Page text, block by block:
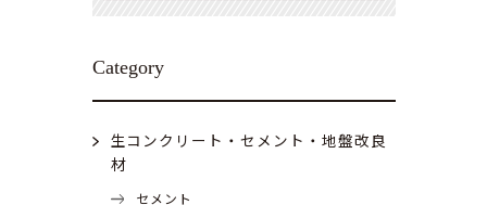
Category
生コンクリート・セメント・地盤改良
材
セメント